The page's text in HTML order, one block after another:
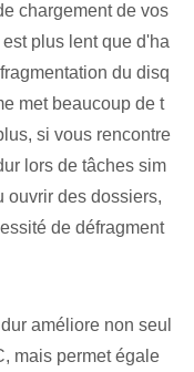
chargement de vos
plus lent que d'ha
du disq
met beaucoup de t
si vous rencontre
lors de tâches sim
ouvrir des dossiers,
de défragment
améliore non seul
mais permet égale